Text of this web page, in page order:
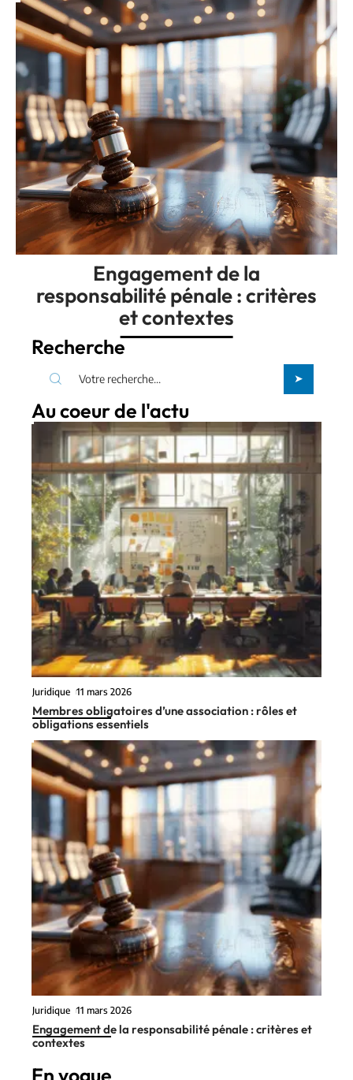
Engagement de la
responsabilité pénale : critères
et contextes
Recherche
Au coeur de l'actu
Juridique 11 mars 2026
Membres obligatoires d’une association : rôles et
obligations essentiels
Juridique 11 mars 2026
Engagement de la responsabilité pénale : critères et
contextes
En vogue